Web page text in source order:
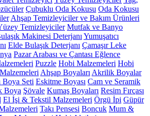
Çubuklu Oda Kokusu Oda Kokusu
Ahşap Temizleyiciler ve Bakım Ürünleri
Temizleyiciler Mutfak ve Banyo
Makinesi Deterjanı Yumuşatıcı
Elde Bulaşık Deterjanı Çamaşır Leke
Pazar Arabası ve Çantası Eğlence
Puzzle Hobi Malzemeleri Hobi
Ahşap Boyaları Akrilik Boyalar
Boya Seti Eskitme Boyası Cam ve Seramik
Boya Şövale Kumaş Boyaları Resim Fırçası
El İşi & Tekstil Malzemeleri Örgü İpi Güpür
Takı Pensesi Boncuk Mum &